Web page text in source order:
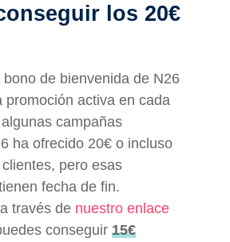
los 20€
de bienvenida de N26
promoción activa en cada
campañas
ha ofrecido 20€ o incluso
pero esas
fecha de fin.
través de nuestro enlace
conseguir 15€